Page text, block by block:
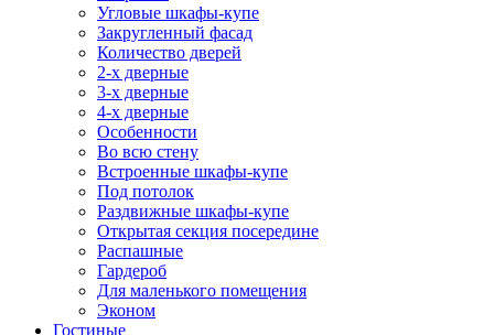
Угловые шкафы-купе
Закругленный фасад
Количество дверей
2-х дверные
3-х дверные
4-х дверные
Особенности
Во всю стену
Встроенные шкафы-купе
Под потолок
Раздвижные шкафы-купе
Открытая секция посередине
Распашные
Гардероб
Для маленького помещения
Эконом
Гостиные